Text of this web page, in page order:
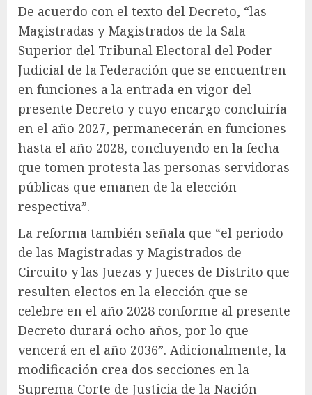
De acuerdo con el texto del Decreto, “las
Magistradas y Magistrados de la Sala
Superior del Tribunal Electoral del Poder
Judicial de la Federación que se encuentren
en funciones a la entrada en vigor del
presente Decreto y cuyo encargo concluiría
en el año 2027, permanecerán en funciones
hasta el año 2028, concluyendo en la fecha
que tomen protesta las personas servidoras
públicas que emanen de la elección
respectiva”.
La reforma también señala que “el periodo
de las Magistradas y Magistrados de
Circuito y las Juezas y Jueces de Distrito que
resulten electos en la elección que se
celebre en el año 2028 conforme al presente
Decreto durará ocho años, por lo que
vencerá en el año 2036”. Adicionalmente, la
modificación crea dos secciones en la
Suprema Corte de Justicia de la Nación